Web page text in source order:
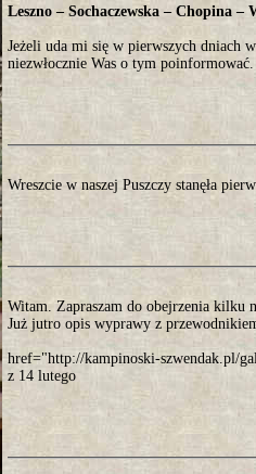
Leszno – Sochaczewska – Chopina
Jeżeli uda mi się w pierwszych dniach
niezwłocznie Was o tym poinformować.
Wreszcie w naszej Puszczy stanęła
Witam. Zapraszam do obejrzenia kilku
Już jutro opis wyprawy z
href="http://kampinoski-szwendak.pl/
z 14 lutego